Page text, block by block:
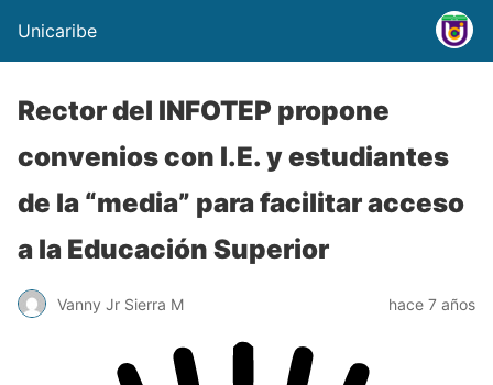
Unicaribe
Rector del INFOTEP propone
convenios con I.E. y estudiantes
de la “media” para facilitar acceso
a la Educación Superior
Vanny Jr Sierra M hace 7 años